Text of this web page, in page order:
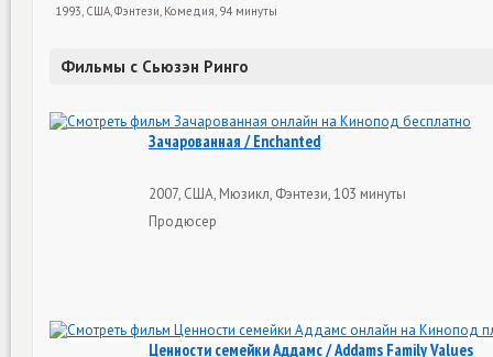
1993, США, Фэнтези, Комедия, 94 минуты
Фильмы с Сьюзэн Ринго
Зачарованная / Enchanted
2007, США, Мюзикл, Фэнтези, 103 минуты
Продюсер
Ценности семейки Аддамс / Addams Family Values